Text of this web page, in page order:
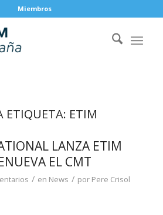
Miembros
ETIQUETA: ETIM
LANZA ETIM
EL CMT
/ en News / por Pere Crisol